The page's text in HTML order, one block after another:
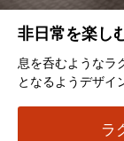
非日常を楽し
息を呑むようなラ
となるようデザイ
ラ